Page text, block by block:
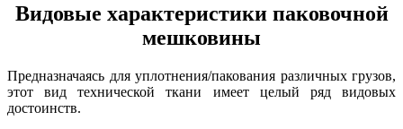
Видовые характеристики паковочной
мешковины
Предназначаясь для уплотнения/пакования различных грузов,
этот вид технической ткани имеет целый ряд видовых
достоинств.